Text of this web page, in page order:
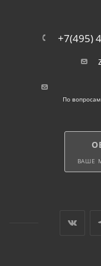
коррозии, что
Усиленная
металлических
+7(495)
По
ВАШЕ